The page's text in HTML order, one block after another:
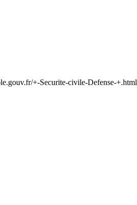
+-Securite-civile-Defense-+.html